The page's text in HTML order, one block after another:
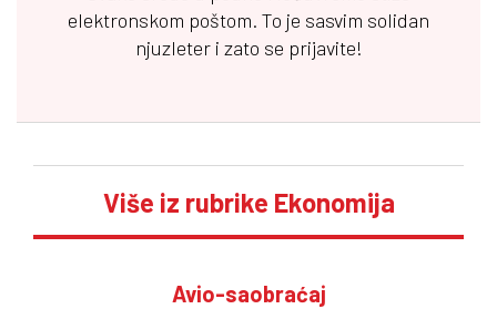
elektronskom poštom. To je sasvim solidan
njuzleter i zato se prijavite!
Više iz rubrike Ekonomija
Avio-saobraćaj